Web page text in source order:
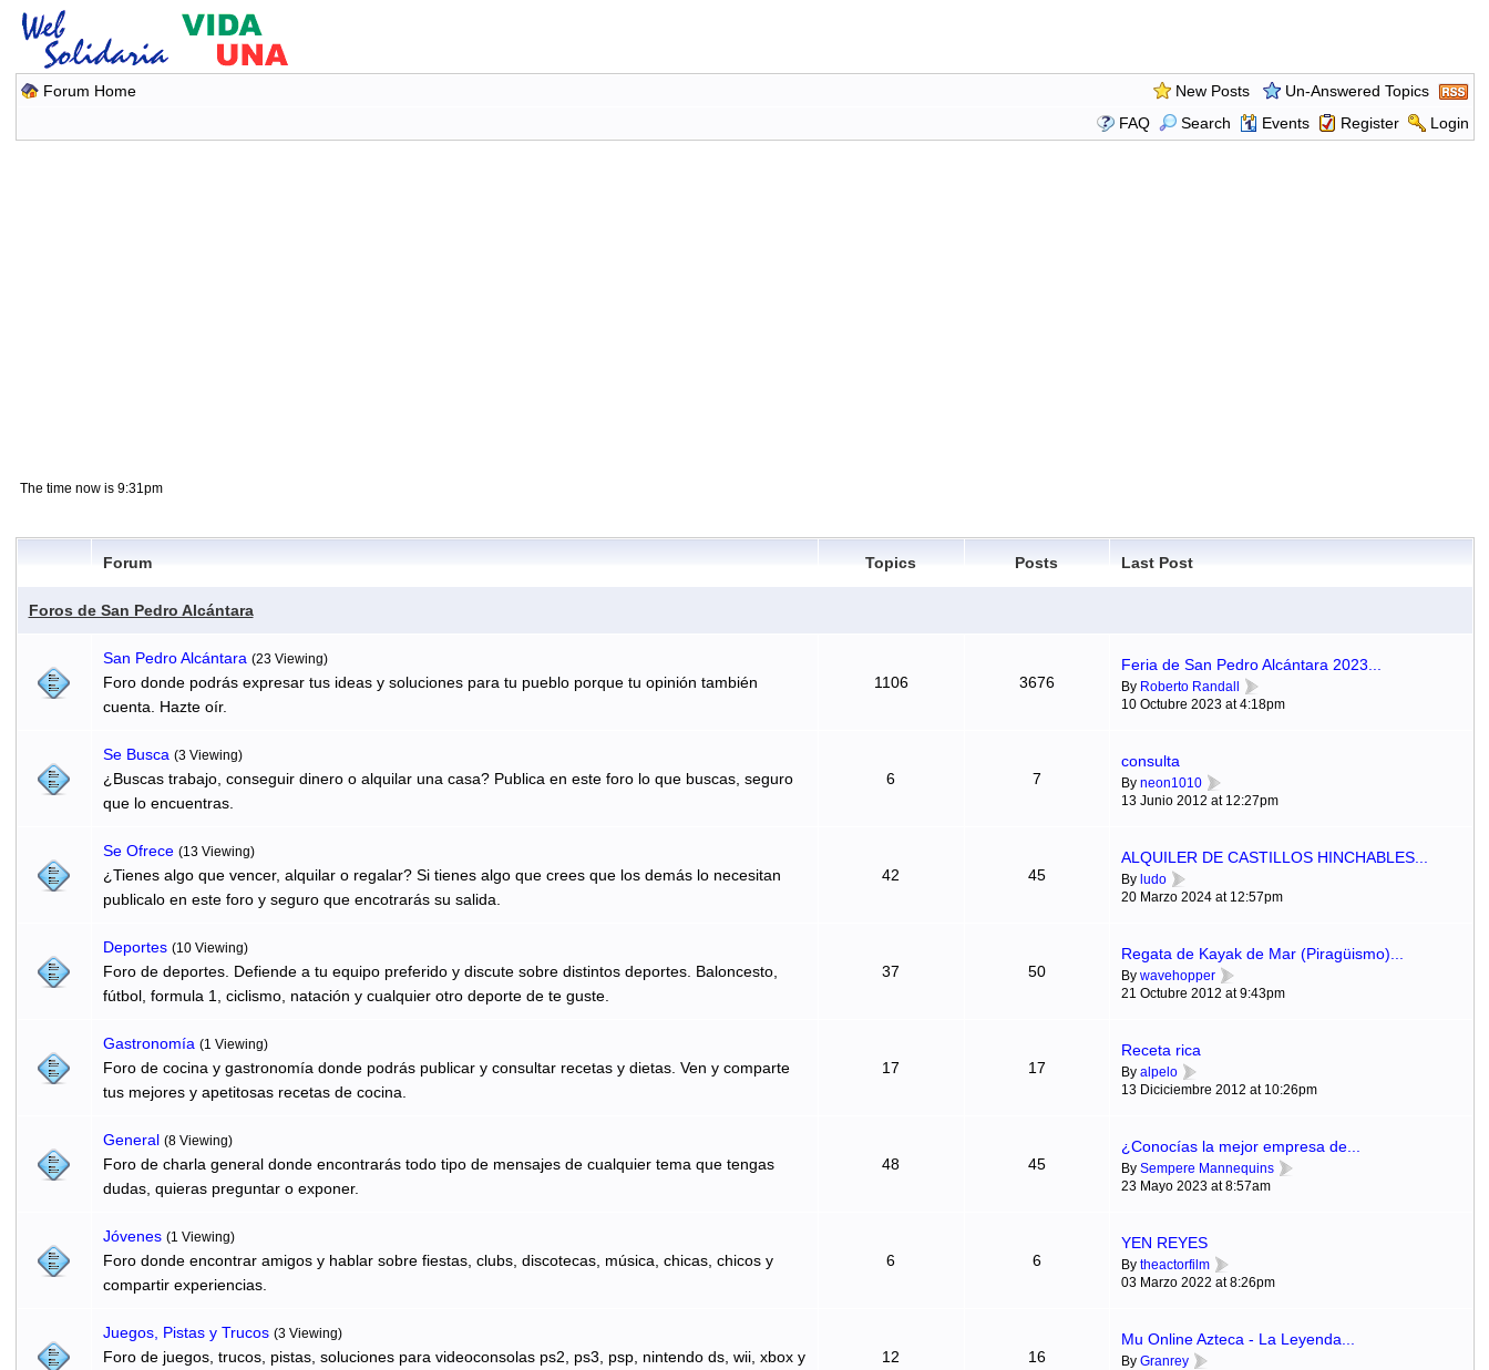
Forum Home New Posts
Un-Answered Topics
FAQ
Search Events Register Login
The time now is 9:31pm
Forum Topics Posts Last Post
Foros de San Pedro Alcántara
San Pedro Alcántara (23 Viewing)
Foro donde podrás expresar tus ideas y soluciones para tu pueblo porque tu opinión también
cuenta. Hazte oír.
1106 3676
Feria de San Pedro Alcántara 2023...
By Roberto Randall
10 Octubre 2023 at 4:18pm
Se Busca (3 Viewing)
¿Buscas trabajo, conseguir dinero o alquilar una casa? Publica en este foro lo que buscas, seguro
que lo encuentras.
6 7
consulta
By neon1010
13 Junio 2012 at 12:27pm
Se Ofrece (13 Viewing)
¿Tienes algo que vencer, alquilar o regalar? Si tienes algo que crees que los demás lo necesitan
publicalo en este foro y seguro que encotrarás su salida.
42 45
ALQUILER DE CASTILLOS HINCHABLES...
By ludo
20 Marzo 2024 at 12:57pm
Deportes (10 Viewing)
Foro de deportes. Defiende a tu equipo preferido y discute sobre distintos deportes. Baloncesto,
fútbol, formula 1, ciclismo, natación y cualquier otro deporte de te guste.
37 50
Regata de Kayak de Mar (Piragüismo)...
By wavehopper
21 Octubre 2012 at 9:43pm
Gastronomí­a (1 Viewing)
Foro de cocina y gastronomía donde podrás publicar y consultar recetas y dietas. Ven y comparte
tus mejores y apetitosas recetas de cocina.
17 17
Receta rica
By alpelo
13 Diciciembre 2012 at 10:26pm
General (8 Viewing)
Foro de charla general donde encontrarás todo tipo de mensajes de cualquier tema que tengas
dudas, quieras preguntar o exponer.
48 45
¿Conocías la mejor empresa de...
By Sempere Mannequins
23 Mayo 2023 at 8:57am
Jóvenes (1 Viewing)
Foro donde encontrar amigos y hablar sobre fiestas, clubs, discotecas, música, chicas, chicos y
compartir experiencias.
6 6
YEN REYES
By theactorfilm
03 Marzo 2022 at 8:26pm
Juegos, Pistas y Trucos (3 Viewing)
Foro de juegos, trucos, pistas, soluciones para videoconsolas ps2, ps3, psp, nintendo ds, wii, xbox y
12 16
Mu Online Azteca - La Leyenda...
By Granrey